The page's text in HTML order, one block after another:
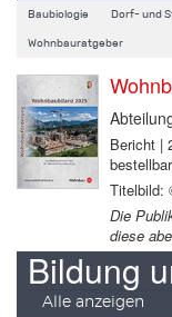
Baubiologie Dorf- und
Wohnbauratgeber
Bericht |
bestellbar
Titelbild:
Die
diese
Bildung
Alle anzeigen